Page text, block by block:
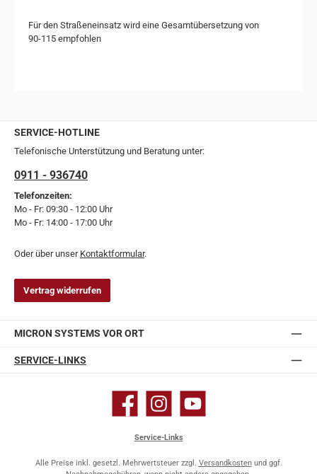
Für den Straßeneinsatz wird eine Gesamtübersetzung von
90-115 empfohlen
SERVICE-HOTLINE
Telefonische Unterstützung und Beratung unter:
0911 - 936740
Telefonzeiten:
Mo - Fr: 09:30 - 12:00 Uhr
Mo - Fr: 14:00 - 17:00 Uhr
Oder über unser Kontaktformular.
Vertrag widerrufen
MICRON SYSTEMS VOR ORT
SERVICE-LINKS
Facebook Instagram YouTube
Service-Links
Alle Preise inkl. gesetzl. Mehrwertsteuer zzgl. Versandkostenund ggf.